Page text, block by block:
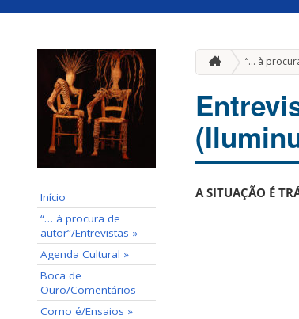
Início
“… à procura de
autor”/Entrevistas »
Agenda Cultural »
Boca de
Ouro/Comentários
Como é/Ensaios »
“… à
A SITUAÇÃO É